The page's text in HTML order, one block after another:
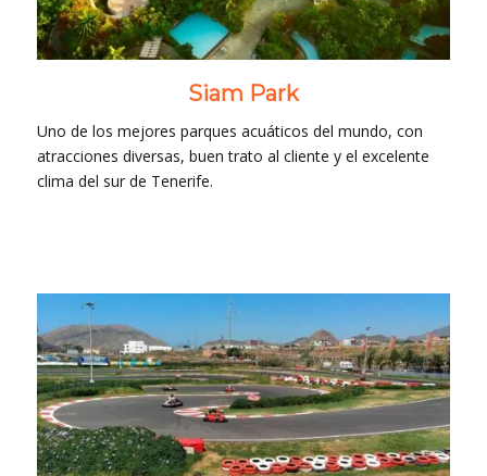
Siam Park
Uno de los mejores parques acuáticos del mundo, con
atracciones diversas, buen trato al cliente y el excelente
clima del sur de Tenerife.